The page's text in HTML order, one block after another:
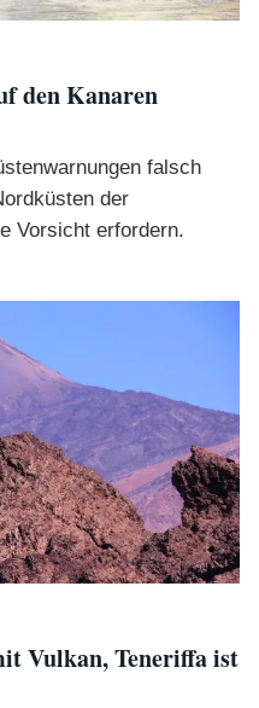
den Kanaren
falsch
der
Vorsicht erfordern.
Vulkan, Teneriffa ist